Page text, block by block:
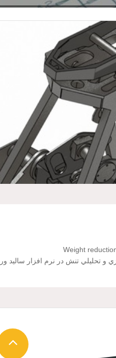
Weight
تحليلي تنش در نرم افزار ساليد